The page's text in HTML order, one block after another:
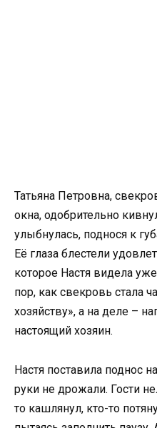
Татьяна Петровна,
окна, одобрительно
улыбнулась, поднося к
Её глаза блестели
которое Настя видела
пор, как свекровь стала
хозяйству», а на деле –
настоящий хозяин.
Настя поставила поднос
руки не дрожали. Гости
то кашлянул, кто-то